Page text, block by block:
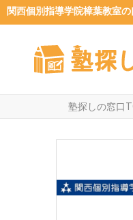
関西個別指導学院樟葉教室の
塾探しの窓口